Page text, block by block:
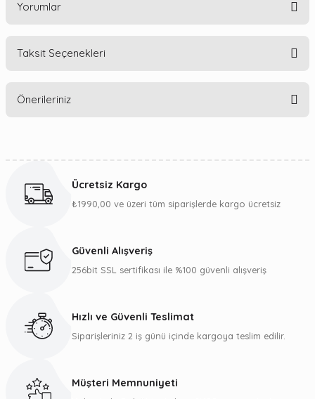
Yorumlar
Taksit Seçenekleri
Önerileriniz
Görüş ve önerileriniz için teşekkür ederiz.
Ürün bilgilerinde hatalar bulunuyor.
Gönder
Ücretsiz Kargo
₺1990,00 ve üzeri tüm siparişlerde kargo ücretsiz
Güvenli Alışveriş
256bit SSL sertifikası ile %100 güvenli alışveriş
Hızlı ve Güvenli Teslimat
Siparişleriniz 2 iş günü içinde kargoya teslim edilir.
Müşteri Memnuniyeti